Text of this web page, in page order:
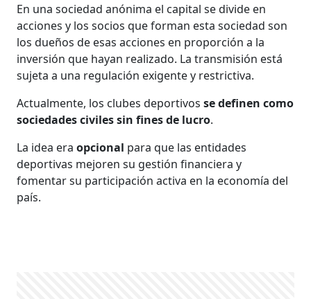
En una sociedad anónima el capital se divide en
acciones y los socios que forman esta sociedad son
los dueños de esas acciones en proporción a la
inversión que hayan realizado. La transmisión está
sujeta a una regulación exigente y restrictiva.
Actualmente, los clubes deportivosse definen como
sociedades civiles sin fines de lucro.
La idea eraopcional para que las entidades
deportivas mejoren su gestión financiera y
fomentar su participación activa en la economía del
país.